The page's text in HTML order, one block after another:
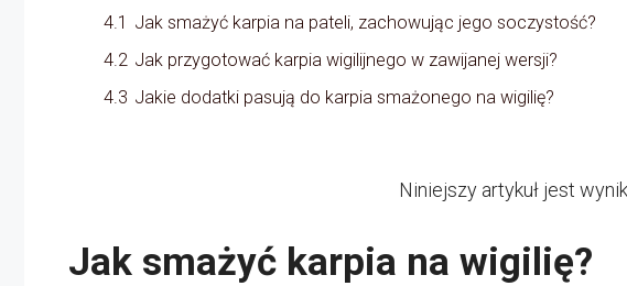
4.1 Jak smażyć karpia na pateli, zachowując jego soczystość?
4.2 Jak przygotować karpia wigilijnego w zawijanej wersji?
4.3 Jakie dodatki pasują do karpia smażonego na wigilię?
Niniejszy artykuł jest
Jak smażyć karpia na wigilię?